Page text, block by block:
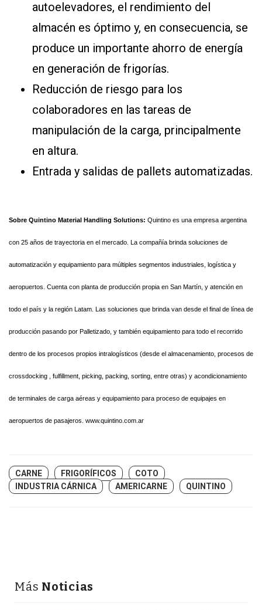
autoelevadores, el rendimiento del
almacén es óptimo y, en consecuencia, se
produce un importante ahorro de energía
en generación de frigorías.
Reducción de riesgo para los
colaboradores en las tareas de
manipulación de la carga, principalmente
en altura.
Entrada y salidas de pallets automatizadas.
Sobre Quintino Material Handling Solutions: Quintino es una empresa argentina
con 25 años de trayectoria en el mercado. La compañía brinda soluciones de
automatización y equipamiento para múltiples segmentos industriales, logística y
aeropuertos. Cuenta con planta de producción propia en San Martín, y atención en
todo el país y la región Latam. Las soluciones que brinda van desde el final de línea de
producción pasando por Palletizado, y también equipamiento para todo el recorrido
dentro de los procesos propios intralogísticos (desde el almacenamiento, procesos de
crossdocking , fulfillment, picking, packing, sorting, entre otras) y acondicionamiento
de terminales de carga aéreas y equipamiento para proceso de equipajes en
aeropuertos de pasajeros. www.quintino.com.ar
CARNE FRIGORÍFICOS
COTO
INDUSTRIA CÁRNICA
AMERICARNE QUINTINO
Más Noticias